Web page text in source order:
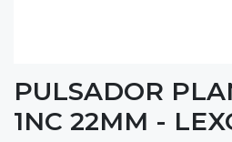
PULSADOR
1NC 22MM -